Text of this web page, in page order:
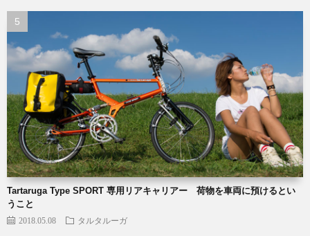
Tartaruga Type SPORT 専用リアキャリアー 荷物を車両に預けるとい
うこと
2018.05.08 タルタルーガ